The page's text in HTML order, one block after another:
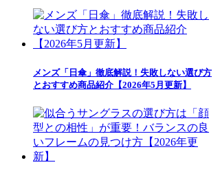
メンズ「日傘」徹底解説！失敗しない選び方
とおすすめ商品紹介【2026年5月更新】